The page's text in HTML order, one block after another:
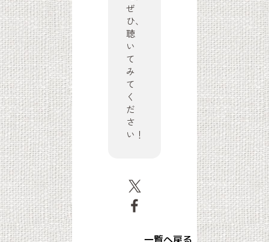
ぜ
ひ、
聴
い
て
み
て
く
だ
さ
い！